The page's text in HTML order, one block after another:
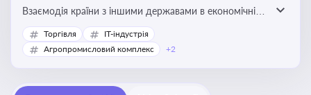
Взаємодія країни з іншими державами в економічній
сфері, включаючи експорт та імпорт товарів і послуг,
міжнародні фінансові операції, інвестиції, торгівлю,
Торгівля
IT-індустрія
Агропромисловий комплекс
+2